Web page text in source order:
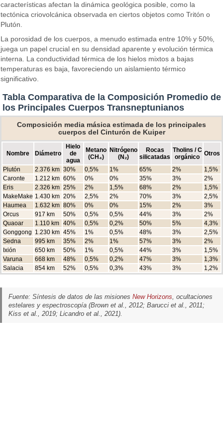
características afectan la dinámica geológica posible, como la
tectónica criovolcánica observada en ciertos objetos como Tritón o
Plutón.
La porosidad de los cuerpos, a menudo estimada entre 10% y 50%,
juega un papel crucial en su densidad aparente y evolución térmica
interna. La conductividad térmica de los hielos mixtos a bajas
temperaturas es baja, favoreciendo un aislamiento térmico
significativo.
Tabla Comparativa de la Composición Promedio de
los Principales Cuerpos Transneptunianos
Composición media másica estimada de los principales
cuerpos del Cinturón de Kuiper
Nombre Diámetro
Hielo
de
agua
Metano
(CH₄)
Nitrógeno
(N₂)
Rocas
silicatadas
Tholins / C
orgánico
Otros
Plutón 2.376 km 30% 0,5% 1% 65% 2%
1,5%
Caronte
1.212 km 60% 0% 0% 35% 3%
2%
Eris
2.326 km 25% 2% 1,5% 68% 2%
1,5%
MakeMake 1.430 km 20% 2,5% 2% 70% 3%
2,5%
Haumea
1.632 km 80% 0% 0% 15% 2%
3%
Orcus
917 km 50% 0,5% 0,5% 44% 3%
2%
Quaoar
1.110 km 40% 0,5% 0,2% 50% 5%
4,3%
Gonggong 1.230 km 45% 1% 0,5% 48% 3%
2,5%
Sedna
995 km 35% 2% 1% 57% 3%
2%
Ixión
650 km 50% 1% 0,5% 44% 3%
1,5%
Varuna
668 km 48% 0,5% 0,2% 47% 3%
1,3%
Salacia
854 km 52% 0,5% 0,3% 43% 3% 1,2%
Fuente: Síntesis de datos de las misiones New Horizons , ocultaciones
estelares y espectroscopía (Brown et al., 2012; Barucci et al., 2011;
Kiss et al., 2019; Licandro et al., 2021).